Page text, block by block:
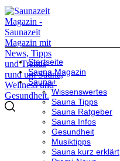
Startseite
Sauna Magazin
Sauna+
Wissenswertes
Sauna Tipps
Sauna Ratgeber
Sauna Infos
Gesundheit
Musiktipps
Sauna kurz erklärt